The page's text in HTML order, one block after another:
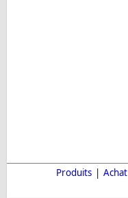
Produits | Achat